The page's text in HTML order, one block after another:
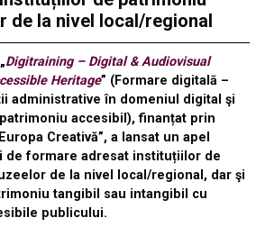
de la nivel local/regional
Digitraining – Digital & Audiovisual
Heritage” (Formare digitalā –
administrative în domeniul digital şi
accesibil), finanțat prin
Creativă”, a lansat un apel
de formare adresat instituțiilor de
de la nivel local/regional, dar şi
tangibil sau intangibil cu
publicului.